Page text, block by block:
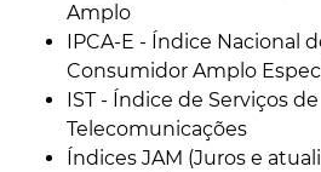
Amplo
IPCA-E - Índice Nacional
Consumidor Amplo
IST - Índice de Serviços de
Telecomunicações
Índices JAM (Juros e